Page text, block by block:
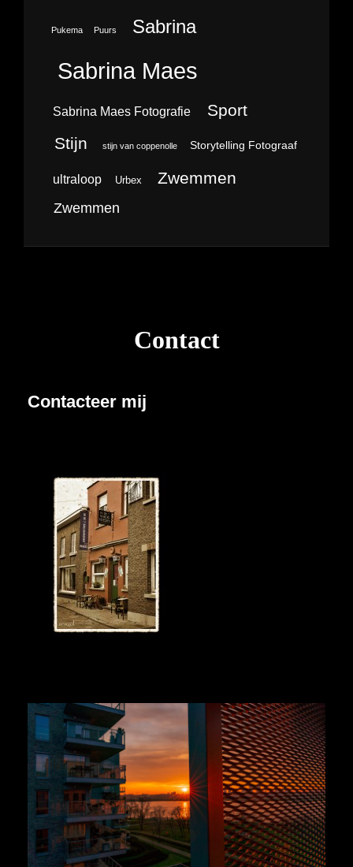
Pukema Puurs Sabrina
Sabrina Maes
Sabrina Maes Fotografie Sport
Stijn stijn van coppenolle Storytelling Fotograaf
ultraloop Urbex Zwemmen
Zwemmen
Contact
Contacteer mij